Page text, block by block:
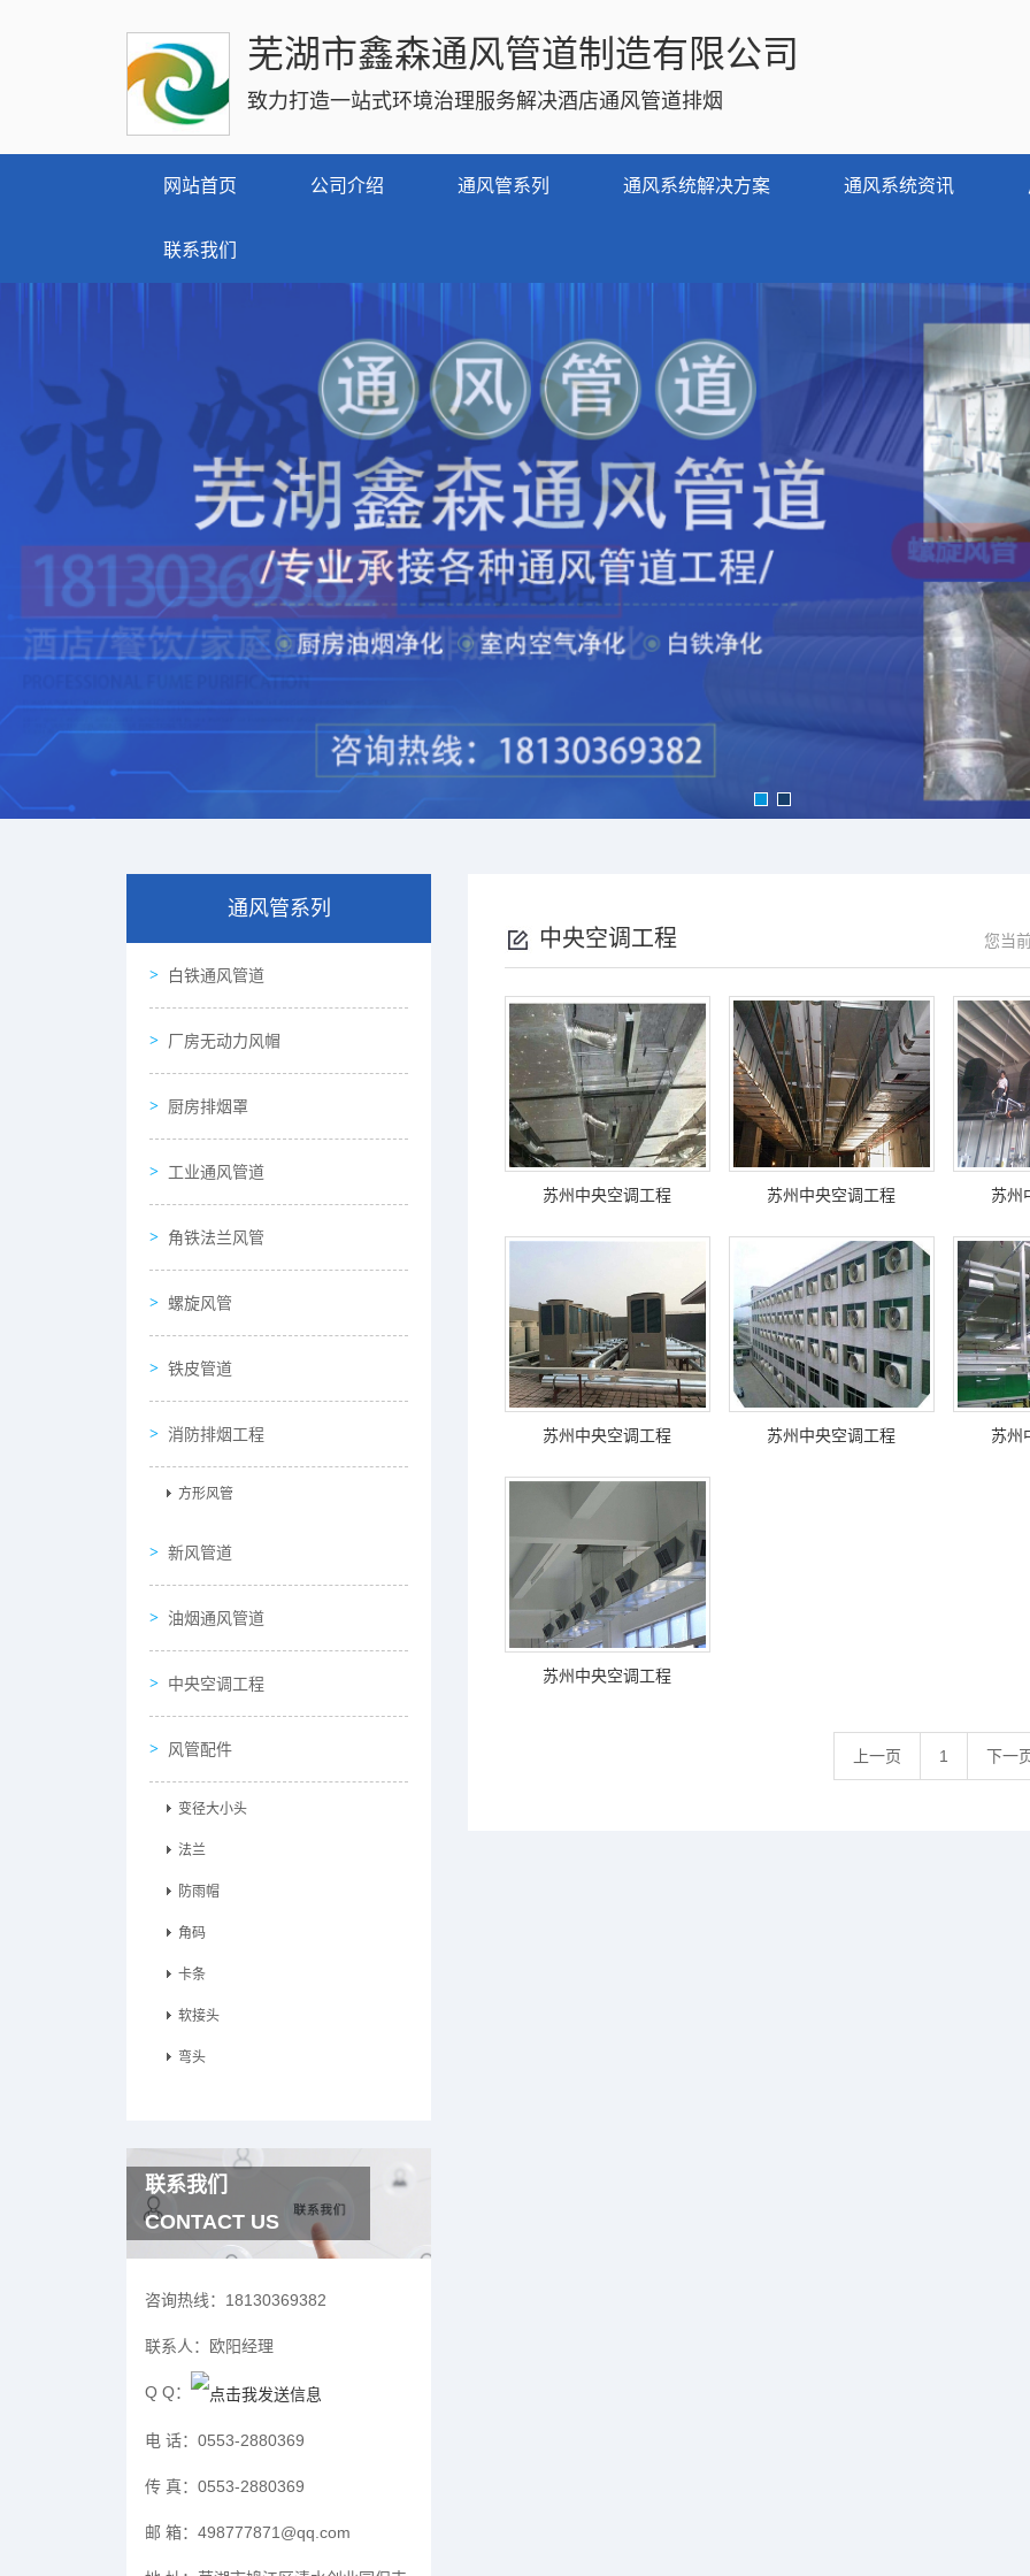
芜湖市鑫森通风管道制造有限公司
致力打造一站式环境治理服务解决酒店通风管道排烟
网站首页 公司介绍 通风管系列 通风系统解决方案 通风系统资讯
联系我们
通风管系列
白铁通风管道
厂房无动力风帽
厨房排烟罩
工业通风管道
角铁法兰风管
螺旋风管
铁皮管道
消防排烟工程
方形风管
新风管道
油烟通风管道
中央空调工程
风管配件
变径大小头
法兰
防雨帽
角码
卡条
软接头
弯头
联系我们
CONTACT US
咨询热线： 18130369382
联系人： 欧阳经理
Q Q：
电 话： 0553-2880369
传 真： 0553-2880369
邮 箱： 498777871@qq.com
中央空调工程 您当
苏州中央空调工程 苏州中央空调工程 苏州
苏州中央空调工程 苏州中央空调工程 苏州
苏州中央空调工程
上一页 1 下一